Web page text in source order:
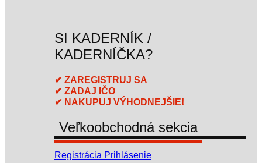
SI KADERNÍK /
KADERNÍČKA?
✔ ZAREGISTRUJ SA
✔ ZADAJ IČO
✔ NAKUPUJ VÝHODNEJŠIE!
Veľkoobchodná sekcia
Registrácia Prihlásenie